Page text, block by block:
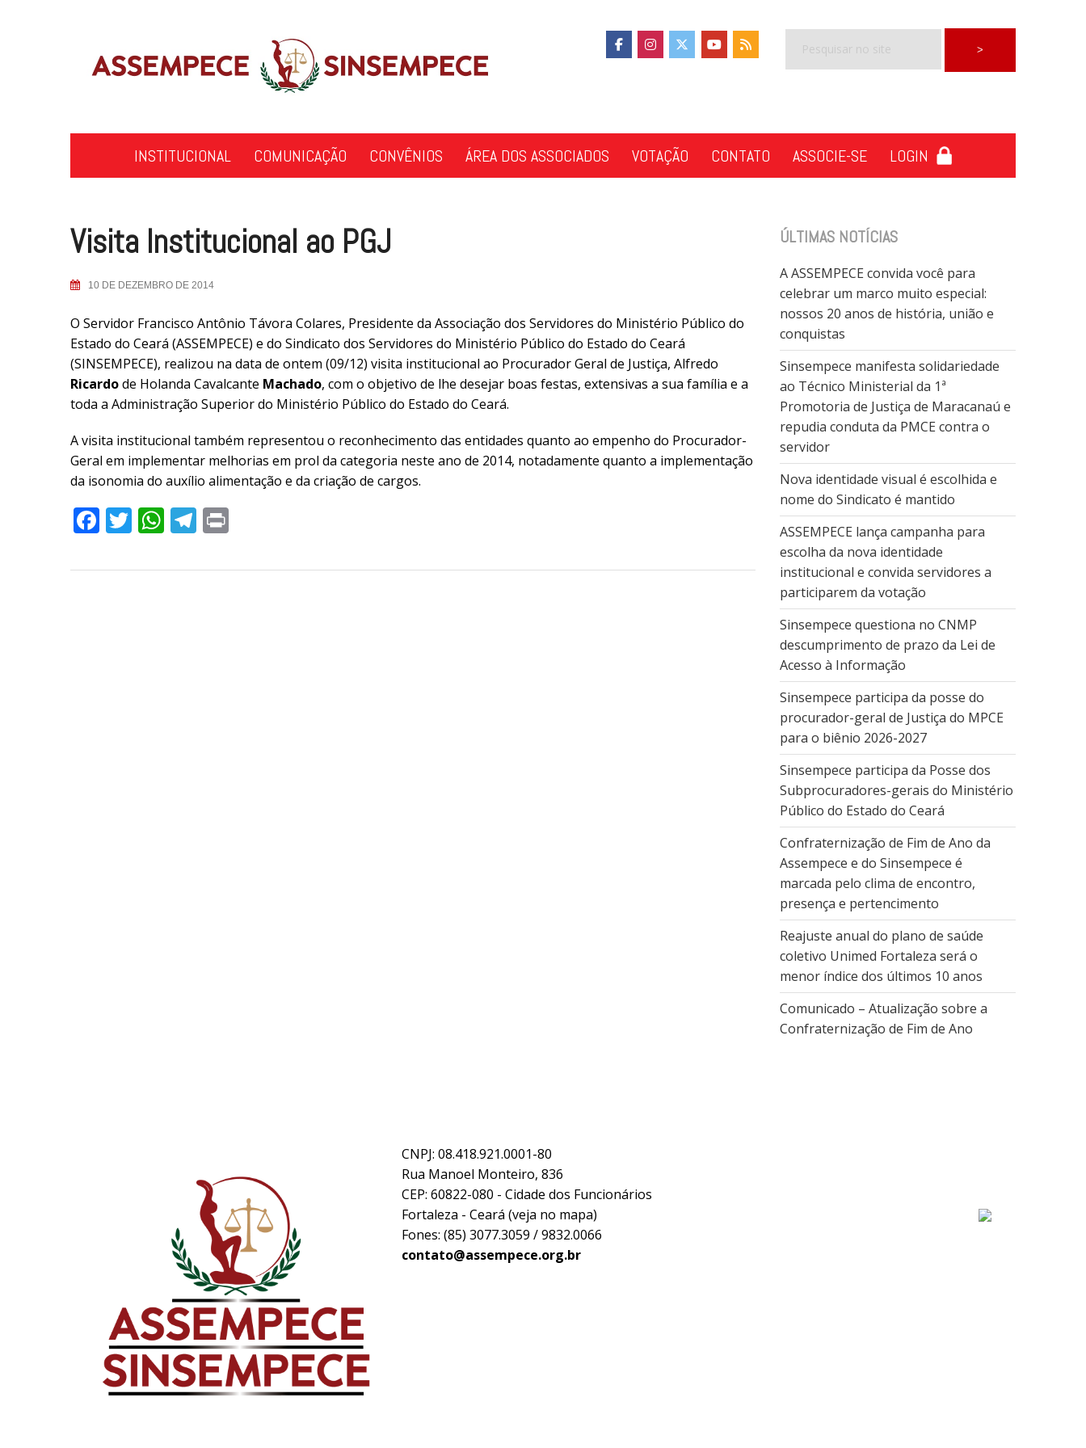
INSTITUCIONAL COMUNICAÇÃO CONVÊNIOS ÁREA DOS ASSOCIADOS VOTAÇÃO CONTATO ASSOCIE-SE LOGIN
Visita Institucional ao PGJ
10 DE DEZEMBRO DE 2014
O Servidor Francisco Antônio Távora Colares, Presidente da Associação dos Servidores do Ministério Público do
Estado do Ceará (ASSEMPECE) e do Sindicato dos Servidores do Ministério Público do Estado do Ceará
(SINSEMPECE), realizou na data de ontem (09/12) visita institucional ao Procurador Geral de Justiça, Alfredo
Ricardode Holanda Cavalcante Machado, com o objetivo de lhe desejar boas festas, extensivas a sua família e a
toda a Administração Superior do Ministério Público do Estado do Ceará.
A visita institucional também representou o reconhecimento das entidades quanto ao empenho do Procurador-
Geral em implementar melhorias em prol da categoria neste ano de 2014, notadamente quanto a implementação
da isonomia do auxílio alimentação e da criação de cargos.
Facebook
Twitter
WhatsApp
Telegram
ÚLTIMAS NOTÍCIAS
A ASSEMPECE convida você para
celebrar um marco muito especial:
nossos 20 anos de história, união e
conquistas
Sinsempece manifesta solidariedade
ao Técnico Ministerial da 1ª
Promotoria de Justiça de Maracanaú e
repudia conduta da PMCE contra o
servidor
Nova identidade visual é escolhida e
nome do Sindicato é mantido
ASSEMPECE lança campanha para
escolha da nova identidade
institucional e convida servidores a
participarem da votação
Sinsempece questiona no CNMP
descumprimento de prazo da Lei de
Acesso à Informação
Sinsempece participa da posse do
procurador-geral de Justiça do MPCE
para o biênio 2026-2027
Sinsempece participa da Posse dos
Subprocuradores-gerais do Ministério
Público do Estado do Ceará
Confraternização de Fim de Ano da
Assempece e do Sinsempece é
marcada pelo clima de encontro,
presença e pertencimento
Reajuste anual do plano de saúde
coletivo Unimed Fortaleza será o
menor índice dos últimos 10 anos
Comunicado – Atualização sobre a
Confraternização de Fim de Ano
CNPJ: 08.418.921.0001-80
Rua Manoel Monteiro, 836
CEP: 60822-080 - Cidade dos Funcionários
Fortaleza - Ceará (veja no mapa)
Fones: (85) 3077.3059 / 9832.0066
contato@assempece.org.br